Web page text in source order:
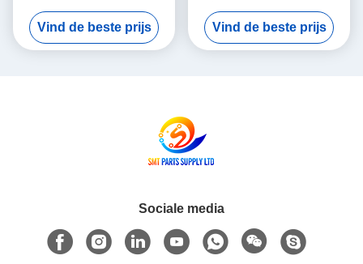
KXF0DWTHA00 (MC12CX-
5) – Voor CM402 CM602
NPM 8mm / 12mm / 16mm
Vind de beste prijs
voor YS12 / YS24 / YG12F
SMT Pick and Place
Machine
Vind de beste prijs
Sociale media